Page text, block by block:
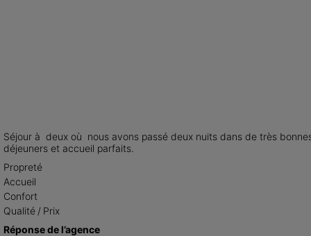
Séjour à  deux où  nous avons passé deux nuits dans de très
déjeuners et accueil parfaits.
Propreté
Accueil
Confort
Qualité / Prix
Réponse de l’agence